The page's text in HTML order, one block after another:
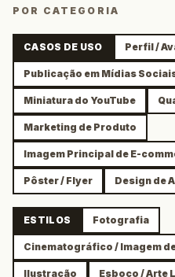
POR CATEGORIA
CASOS DE USO Perfil /
Publicação em Mídias
Miniatura do YouTube
Marketing de Produto
Imagem Principal de E-
Pôster / Flyer Design de
ESTILOS Fotografia
Cinematográfico / Imagem
Ilustração Esboço / Arte